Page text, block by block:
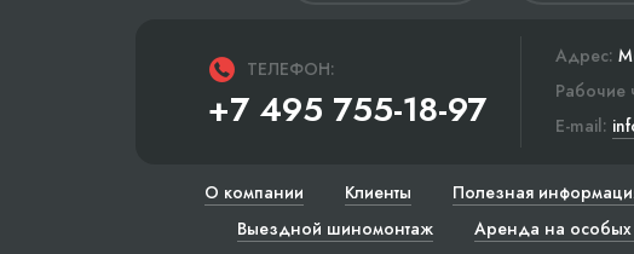
ТЕЛЕФОН:
+7 495 755-18-97
Адрес:
Рабочие
E-mail:
О компании Клиенты Полезная
Выездной шиномонтаж
Аренда на особых